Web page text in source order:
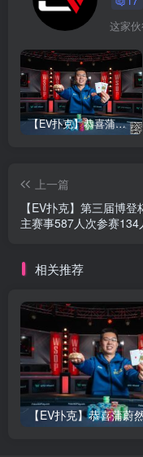
这家
【EV扑克】恭喜蒲蔚然赛事#65夺冠，收获国人2023WSOP第六条金手链，奖金93万刀！
上一篇
【EV扑克】第三届博登
主赛事587人次参赛134
相关推荐